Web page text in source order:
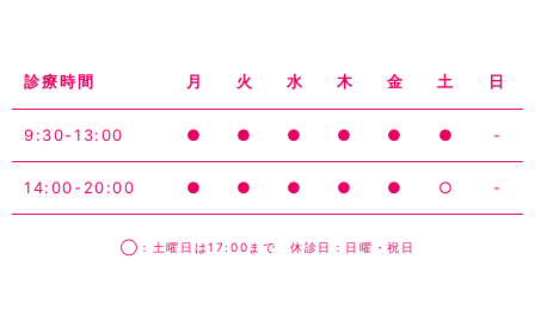
診療時間 月 火 水 木 金 土 日
9:30-13:00 ● ● ● ● ● ● -
14:00-20:00 ● ● ● ● ● ○ -
◯：土曜日は17:00まで 休診日：日曜・祝日